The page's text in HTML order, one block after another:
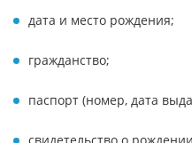
дата и место рождения;
гражданство;
паспорт (номер, дата